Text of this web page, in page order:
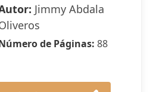
Jimmy Abdala
de Páginas: 88